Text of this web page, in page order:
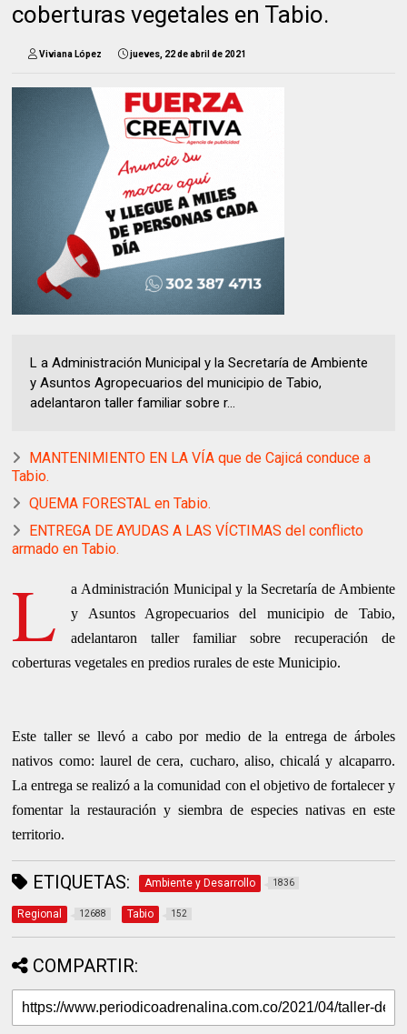
coberturas vegetales en Tabio.
Viviana López jueves, 22 de abril de 2021
L a Administración Municipal y la Secretaría de Ambiente
y Asuntos Agropecuarios del municipio de Tabio,
adelantaron taller familiar sobre r...
MANTENIMIENTO EN LA VÍA que de Cajicá conduce a
Tabio.
QUEMA FORESTAL en Tabio.
ENTREGA DE AYUDAS A LAS VÍCTIMAS del conflicto
armado en Tabio.
L
a Administración Municipal y la Secretaría de Ambiente
y Asuntos Agropecuarios del municipio de Tabio,
adelantaron taller familiar sobre recuperación de
coberturas vegetales en predios rurales de este Municipio.
Este taller se llevó a cabo por medio de la entrega de árboles
nativos como: laurel de cera, cucharo, aliso, chicalá y alcaparro.
La entrega se realizó a la comunidad con el objetivo de fortalecer y
fomentar la restauración y siembra de especies nativas en este
territorio.
ETIQUETAS: Ambiente y Desarrollo 1836
Regional 12688 Tabio 152
COMPARTIR: